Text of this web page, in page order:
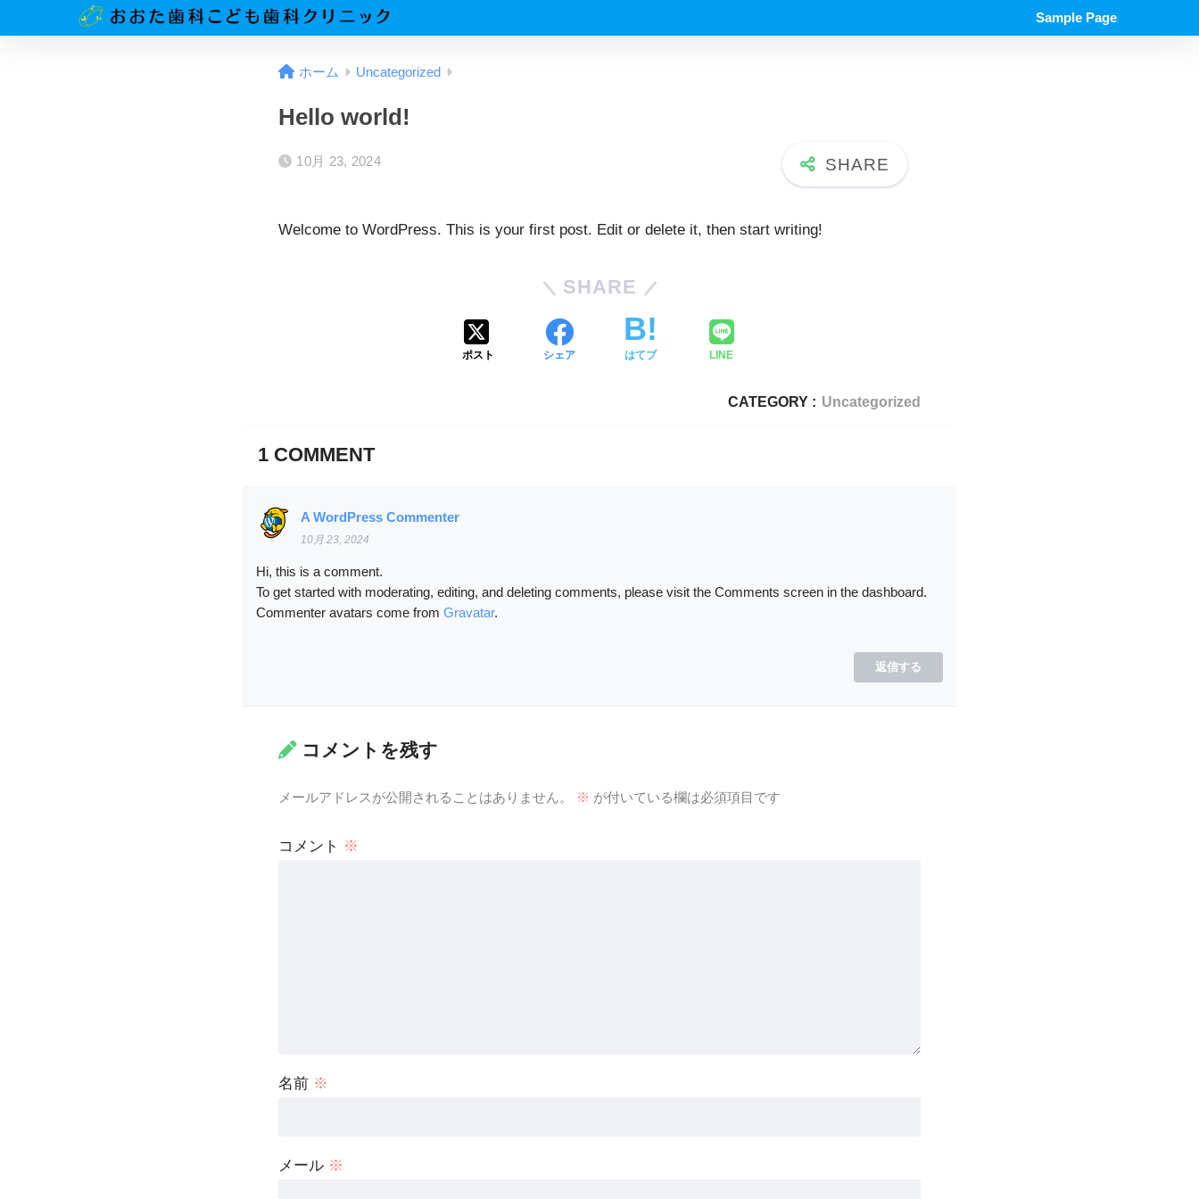
Sample Page
ホーム Uncategorized
Hello world!
10月 23, 2024
Welcome to WordPress. This is your first post. Edit or delete it, then start writing!
SHARE
ポスト シェア はてブ LINE
CATEGORY : Uncategorized
1COMMENT
A WordPress Commenter
10月 23, 2024
Hi, this is a comment.
To get started with moderating, editing, and deleting comments, please visit the Comments screen in the dashboard.
Commenter avatars come fromGravatar.
返信する
コメントを残す
メールアドレスが公開されることはありません。 ※ が付いている欄は必須項目です
コメント ※
名前 ※
メール ※